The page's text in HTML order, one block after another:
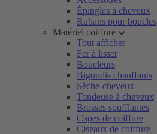
Épingles à cheveux
Rubans pour boucles
Matériel coiffure
Tout afficher
Fer à lisser
Boucleurs
Bigoudis chauffants
Sèche-cheveux
Tondeuse à cheveux
Brosses soufflantes
Capes de coiffure
Ciseaux de coiffure